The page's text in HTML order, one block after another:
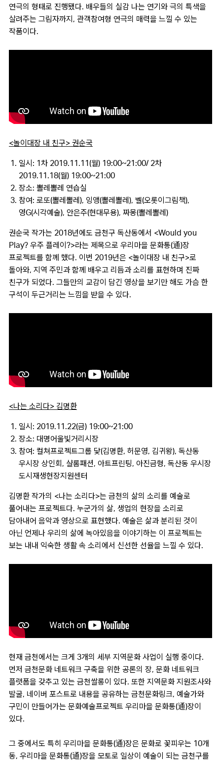
연극의 형태로 진행됐다. 배우들의 실감 나는 연기와 극의 특색을
살려주는 그림자까지, 관객참여형 연극의 매력을 느낄 수 있는
작품이다.
<놀이대장 내 친구> 권순국
일시: 1차 2019.11.11(월) 19:00~21:00/ 2차
2019.11.18(월) 19:00~21:00
장소: 뽈레뽈레 연습실
참여: 로또(뽈레뽈레), 잉앵(뽈레뽈레), 벨(오롯이그림책),
영G(시각예술), 안은주(현대무용), 짜몽(뽈레뽈레)
권순국 작가는 2018년에도 금천구 독산동에서 <Would you
Play? 우주 플레이?>라는 제목으로 우리마을 문화통(通)장
프로젝트를 함께 했다. 이번 2019년은 <놀이대장 내 친구>로
돌아와, 지역 주민과 함께 배우고 리듬과 소리를 표현하며 진짜
친구가 되었다. 그들만의 교감이 담긴 영상을 보기만 해도 가슴 한
구석이 두근거리는 느낌을 받을 수 있다.
<나는 소리다> 김명환
일시: 2019.11.22(금) 19:00~21:00
장소: 대명어울빛거리시장
참여: 컬쳐프로젝트그룹 닻(김명환, 허문영, 김귀왕), 독산동
우시장 상인회, 샬롬패션, 아트프린팅, 아진금형, 독산동 우시장
도시재생현장지원센터
김명환 작가의 <나는 소리다>는 금천의 삶의 소리를 예술로
풀어내는 프로젝트다. 누군가의 삶, 생업의 현장을 소리로
담아내어 음악과 영상으로 표현했다. 예술은 삶과 분리된 것이
아닌 언제나 우리의 삶에 녹아있음을 이야기하는 이 프로젝트는
보는 내내 익숙한 생활 속 소리에서 신선한 선율을 느낄 수 있다.
현재 금천에서는 크게 3개의 세부 지역문화 사업이 실행 중이다.
먼저 금천문화 네트워크 구축을 위한 공론의 장, 문화 네트워크
플랫폼을 갖추고 있는 금천쌀롱이 있다. 또한 지역문화 지원조사와
발굴, 네이버 포스트로 내용을 공유하는 금천문화링크, 예술가와
구민이 만들어가는 문화예술프로젝트 우리마을 문화통(通)장이
있다.
그 중에서도 특히 우리마을 문화통(通)장은 문화로 꽃피우는 10개
동, 우리마을 문화통(通)장을 모토로 일상이 예술이 되는 금천구를